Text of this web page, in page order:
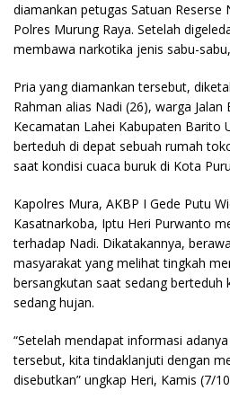
diamankan petugas Satuan Reserse
Polres Murung Raya. Setelah
membawa narkotika jenis sabu-
Pria yang diamankan tersebut,
Rahman alias Nadi (26), warga
Kecamatan Lahei Kabupaten Barito
berteduh di depat sebuah rumah
saat kondisi cuaca buruk di Kota
Kapolres Mura, AKBP I Gede Putu
Kasatnarkoba, Iptu Heri Purwanto
terhadap Nadi. Dikatakannya,
masyarakat yang melihat tingkah
bersangkutan saat sedang berteduh
sedang hujan.
“Setelah mendapat informasi
tersebut, kita tindaklanjuti dengan
disebutkan” ungkap Heri, Kamis (7/